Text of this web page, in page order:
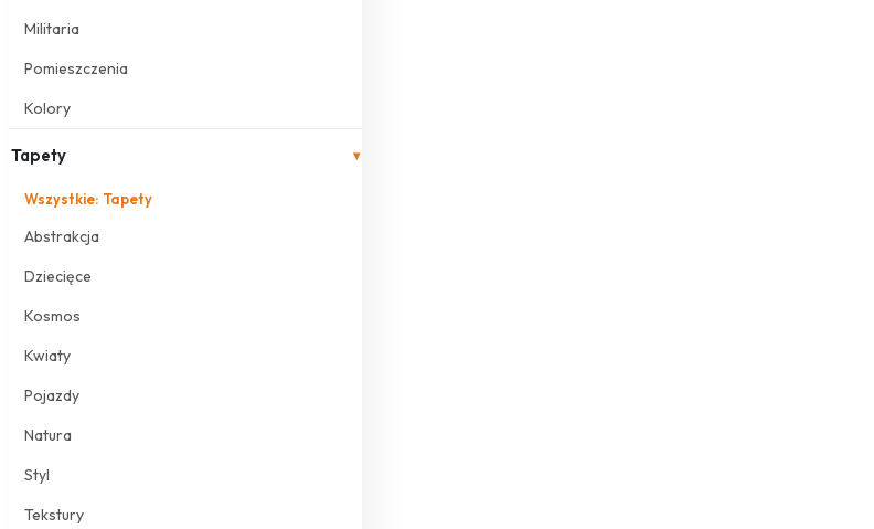
Militaria
Pomieszczenia
Kolory
Tapety ▾
Wszystkie: Tapety
Abstrakcja
Dziecięce
Kosmos
Kwiaty
Pojazdy
Natura
Styl
Tekstury